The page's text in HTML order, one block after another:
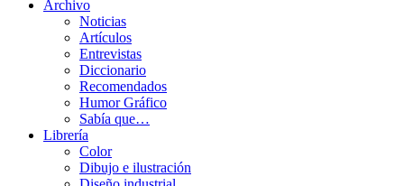
Archivo
Noticias
Artículos
Entrevistas
Diccionario
Recomendados
Humor Gráfico
Sabía que…
Librería
Color
Dibujo e ilustración